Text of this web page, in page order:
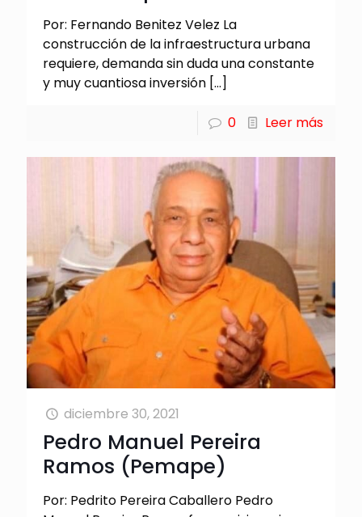
Por: Fernando Benitez Velez La
construcción de la infraestructura urbana
requiere, demanda sin duda una constante
y muy cuantiosa inversión […]
0 Leer más
diciembre 30, 2021
Pedro Manuel Pereira
Ramos (Pemape)
Por: Pedrito Pereira Caballero Pedro